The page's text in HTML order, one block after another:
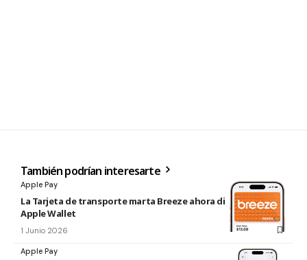
También podrían interesarte
Apple Pay
La Tarjeta de transporte marta Breeze ahora disponible en
Apple Wallet
1 Junio 2026
Apple Pay